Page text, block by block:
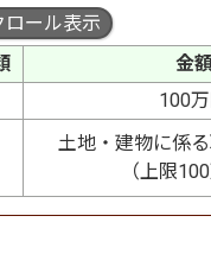
ロール表示
金
100
土地・建物に係
（上限